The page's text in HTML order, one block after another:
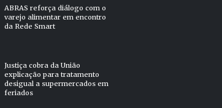
ABRAS reforça diálogo com o
varejo alimentar em encontro
da Rede Smart
Justiça cobra da União
explicação para tratamento
desigual a supermercados em
feriados